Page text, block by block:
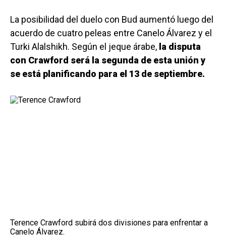
La posibilidad del duelo con Bud aumentó luego del
acuerdo de cuatro peleas entre Canelo Álvarez y el
Turki Alalshikh. Según el jeque árabe, la disputa
con Crawford será la segunda de esta unión y
se está planificando para el 13 de septiembre.
Terence Crawford subirá dos divisiones para enfrentar a
Canelo Álvarez.